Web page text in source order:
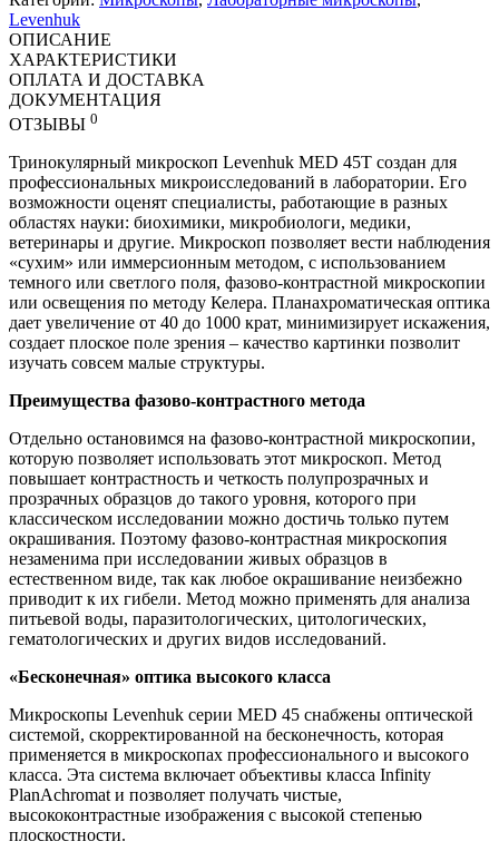
Levenhuk
ОПИСАНИЕ
ХАРАКТЕРИСТИКИ
ОПЛАТА И ДОСТАВКА
ДОКУМЕНТАЦИЯ
ОТЗЫВЫ 0
Тринокулярный микроскоп Levenhuk MED 45T создан для
профессиональных микроисследований в лаборатории. Его
возможности оценят специалисты, работающие в разных
областях науки: биохимики, микробиологи, медики,
ветеринары и другие. Микроскоп позволяет вести наблюдения
«сухим» или иммерсионным методом, с использованием
темного или светлого поля, фазово-контрастной микроскопии
или освещения по методу Келера. Планахроматическая оптика
дает увеличение от 40 до 1000 крат, минимизирует искажения,
создает плоское поле зрения – качество картинки позволит
изучать совсем малые структуры.
Преимущества фазово-контрастного метода
Отдельно остановимся на фазово-контрастной микроскопии,
которую позволяет использовать этот микроскоп. Метод
повышает контрастность и четкость полупрозрачных и
прозрачных образцов до такого уровня, которого при
классическом исследовании можно достичь только путем
окрашивания. Поэтому фазово-контрастная микроскопия
незаменима при исследовании живых образцов в
естественном виде, так как любое окрашивание неизбежно
приводит к их гибели. Метод можно применять для анализа
питьевой воды, паразитологических, цитологических,
гематологических и других видов исследований.
«Бесконечная» оптика высокого класса
Микроскопы Levenhuk серии MED 45 снабжены оптической
системой, скорректированной на бесконечность, которая
применяется в микроскопах профессионального и высокого
класса. Эта система включает объективы класса Infinity
PlanAchromat и позволяет получать чистые,
высококонтрастные изображения с высокой степенью
плоскостности.